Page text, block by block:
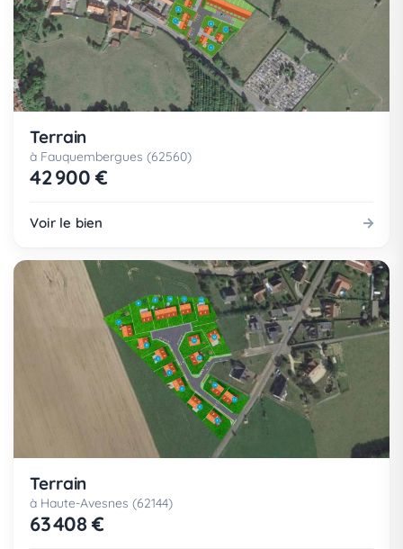
Terrain
à Fauquembergues (62560)
42 900 €
Voir le bien
Terrain
à Haute-Avesnes (62144)
63 408 €